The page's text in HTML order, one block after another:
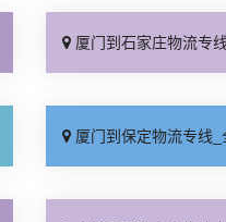
厦门到石家庄物流专线_准时准点「多少公里
厦门到保定物流专线_全程直达「高效运